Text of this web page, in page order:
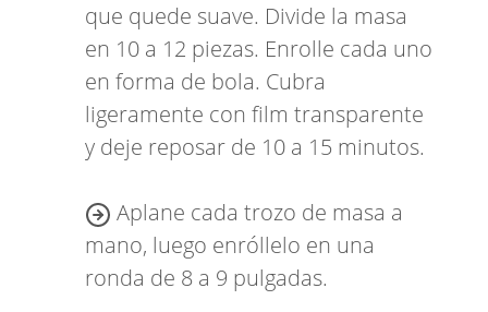
que quede suave. Divide la masa
en 10 a 12 piezas. Enrolle cada uno
en forma de bola. Cubra
ligeramente con film transparente
y deje reposar de 10 a 15 minutos.
Aplane cada trozo de masa a
mano, luego enróllelo en una
ronda de 8 a 9 pulgadas.